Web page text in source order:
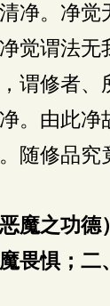
净。净觉
觉谓法无
谓修者、
。由此净
随修品究
魔之功德
畏惧；二